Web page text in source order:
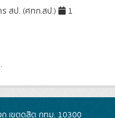
ร สป. (ศทก.สป.)
1
ก เขตดุสิต กทม. 10300